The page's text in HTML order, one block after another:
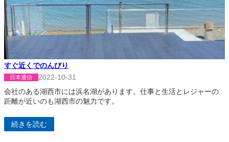
すぐ近くでのんびり
日本通信
2022-10-31
会社のある湖西市には浜名湖があります。仕事と生活とレジャーの
距離が近いのも湖西市の魅力です。
続きを読む